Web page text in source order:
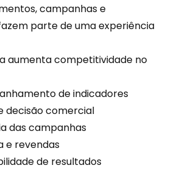
campanhas e
parte de uma experiência
aumenta competitividade no
de indicadores
decisão comercial
das campanhas
e revendas
de resultados